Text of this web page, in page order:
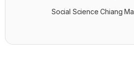
Social Science Chiang